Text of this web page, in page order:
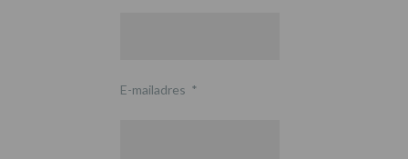
E-mailadres *